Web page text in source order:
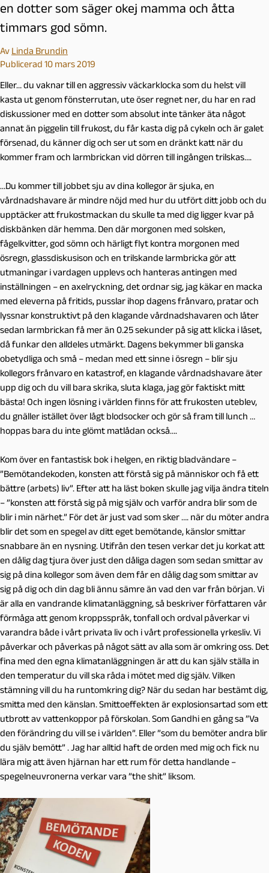
en dotter som säger okej mamma och åtta
timmars god sömn.
Av Linda Brundin
Publicerad 10 mars 2019
Eller… du vaknar till en aggressiv väckarklocka som du helst vill
kasta ut genom fönsterrutan, ute öser regnet ner, du har en rad
diskussioner med en dotter som absolut inte tänker äta något
annat än piggelin till frukost, du får kasta dig på cykeln och är galet
försenad, du känner dig och ser ut som en dränkt katt när du
kommer fram och larmbrickan vid dörren till ingången trilskas….
…Du kommer till jobbet sju av dina kollegor är sjuka, en
vårdnadshavare är mindre nöjd med hur du utfört ditt jobb och du
upptäcker att frukostmackan du skulle ta med dig ligger kvar på
diskbänken där hemma. Den där morgonen med solsken,
fågelkvitter, god sömn och härligt flyt kontra morgonen med
ösregn, glassdiskusison och en trilskande larmbricka gör att
utmaningar i vardagen upplevs och hanteras antingen med
inställningen – en axelryckning, det ordnar sig, jag käkar en macka
med eleverna på fritids, pusslar ihop dagens frånvaro, pratar och
lyssnar konstruktivt på den klagande vårdnadshavaren och låter
sedan larmbrickan få mer än 0.25 sekunder på sig att klicka i låset,
då funkar den alldeles utmärkt. Dagens bekymmer bli ganska
obetydliga och små – medan med ett sinne i ösregn – blir sju
kollegors frånvaro en katastrof, en klagande vårdnadshavare äter
upp dig och du vill bara skrika, sluta klaga, jag gör faktiskt mitt
bästa! Och ingen lösning i världen finns för att frukosten uteblev,
du gnäller istället över lågt blodsocker och gör så fram till lunch …
hoppas bara du inte glömt matlådan också….
Kom över en fantastisk bok i helgen, en riktig bladvändare –
”Bemötandekoden, konsten att förstå sig på människor och få ett
bättre (arbets) liv”. Efter att ha läst boken skulle jag vilja ändra titeln
– ”konsten att förstå sig på mig själv och varför andra blir som de
blir i min närhet.” För det är just vad som sker …. när du möter andra
blir det som en spegel av ditt eget bemötande, känslor smittar
snabbare än en nysning. Utifrån den tesen verkar det ju korkat att
en dålig dag tjura över just den dåliga dagen som sedan smittar av
sig på dina kollegor som även dem får en dålig dag som smittar av
sig på dig och din dag bli ännu sämre än vad den var från början. Vi
är alla en vandrande klimatanläggning, så beskriver författaren vår
förmåga att genom kroppsspråk, tonfall och ordval påverkar vi
varandra både i vårt privata liv och i vårt professionella yrkesliv. Vi
påverkar och påverkas på något sätt av alla som är omkring oss. Det
fina med den egna klimatanläggningen är att du kan själv ställa in
den temperatur du vill ska råda i mötet med dig själv. Vilken
stämning vill du ha runtomkring dig? När du sedan har bestämt dig,
smitta med den känslan. Smittoeffekten är explosionsartad som ett
utbrott av vattenkoppor på förskolan. Som Gandhi en gång sa ”Va
den förändring du vill se i världen”. Eller ”som du bemöter andra blir
du själv bemött” . Jag har alltid haft de orden med mig och fick nu
lära mig att även hjärnan har ett rum för detta handlande –
spegelneuvronerna verkar vara ”the shit” liksom.